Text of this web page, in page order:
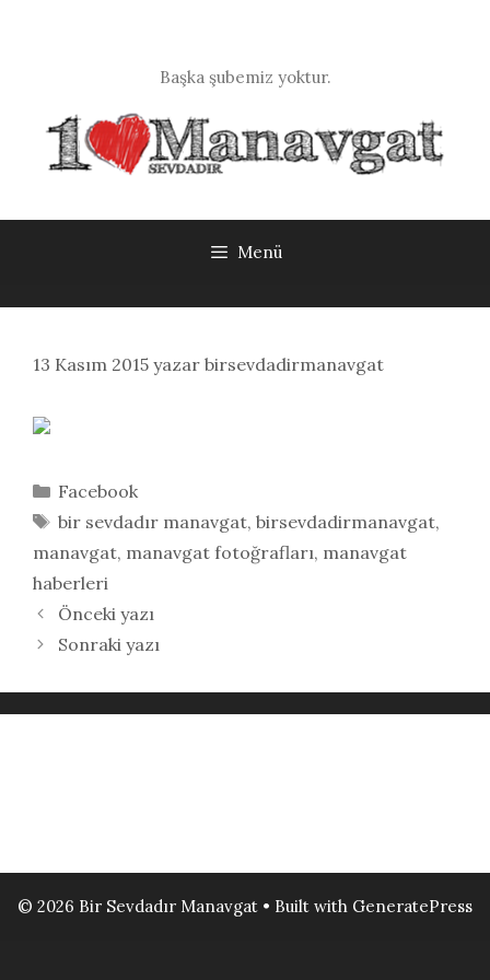
Başka şubemiz yoktur.
Menü
13 Kasım 2015 yazar birsevdadirmanavgat
Kategoriler
Facebook
Etiketler
bir sevdadır manavgat, birsevdadirmanavgat,
manavgat, manavgat fotoğrafları, manavgat
haberleri
Önceki yazı
Sonraki yazı
© 2026 Bir Sevdadır Manavgat • Built with GeneratePress